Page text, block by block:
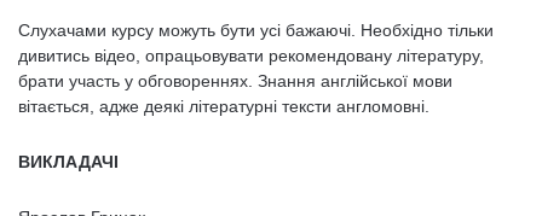
Слухачами курсу можуть бути усі бажаючі. Необхідно тільки
дивитись відео, опрацьовувати рекомендовану літературу,
брати участь у обговореннях. Знання англійської мови
вітається, адже деякі літературні тексти англомовні.
ВИКЛАДАЧІ